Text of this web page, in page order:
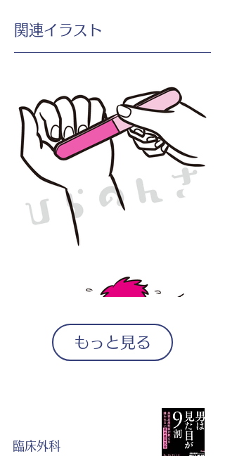
​関連イラスト
もっと見る
臨床外科